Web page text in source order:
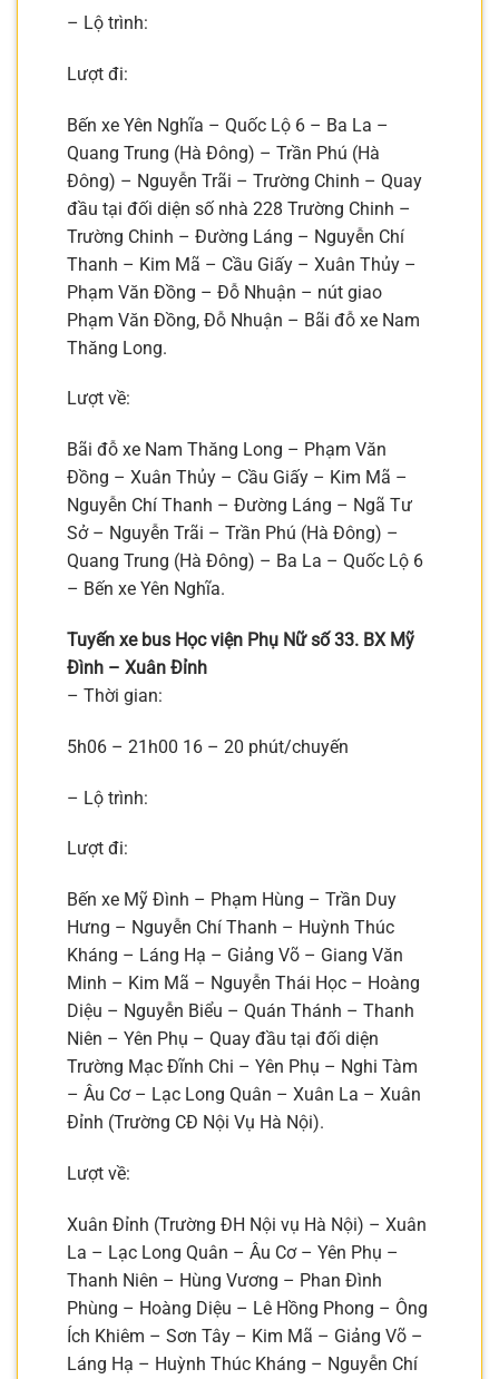
– Lộ trình:
Lượt đi:
Bến xe Yên Nghĩa – Quốc Lộ 6 – Ba La –
Quang Trung (Hà Đông) – Trần Phú (Hà
Đông) – Nguyễn Trãi – Trường Chinh – Quay
đầu tại đối diện số nhà 228 Trường Chinh –
Trường Chinh – Đường Láng – Nguyễn Chí
Thanh – Kim Mã – Cầu Giấy – Xuân Thủy –
Phạm Văn Đồng – Đỗ Nhuận – nút giao
Phạm Văn Đồng, Đỗ Nhuận – Bãi đỗ xe Nam
Thăng Long.
Lượt về:
Bãi đỗ xe Nam Thăng Long – Phạm Văn
Đồng – Xuân Thủy – Cầu Giấy – Kim Mã –
Nguyễn Chí Thanh – Đường Láng – Ngã Tư
Sở – Nguyễn Trãi – Trần Phú (Hà Đông) –
Quang Trung (Hà Đông) – Ba La – Quốc Lộ 6
– Bến xe Yên Nghĩa.
Tuyến xe bus Học viện Phụ Nữ số 33. BX Mỹ
Đình – Xuân Đỉnh
– Thời gian:
5h06 – 21h00 16 – 20 phút/chuyến
– Lộ trình:
Lượt đi:
Bến xe Mỹ Đình – Phạm Hùng – Trần Duy
Hưng – Nguyễn Chí Thanh – Huỳnh Thúc
Kháng – Láng Hạ – Giảng Võ – Giang Văn
Minh – Kim Mã – Nguyễn Thái Học – Hoàng
Diệu – Nguyễn Biểu – Quán Thánh – Thanh
Niên – Yên Phụ – Quay đầu tại đối diện
Trường Mạc Đĩnh Chi – Yên Phụ – Nghi Tàm
– Âu Cơ – Lạc Long Quân – Xuân La – Xuân
Đỉnh (Trường CĐ Nội Vụ Hà Nội).
Lượt về:
Xuân Đỉnh (Trường ĐH Nội vụ Hà Nội) – Xuân
La – Lạc Long Quân – Âu Cơ – Yên Phụ –
Thanh Niên – Hùng Vương – Phan Đình
Phùng – Hoàng Diệu – Lê Hồng Phong – Ông
Ích Khiêm – Sơn Tây – Kim Mã – Giảng Võ –
Láng Hạ – Huỳnh Thúc Kháng – Nguyễn Chí